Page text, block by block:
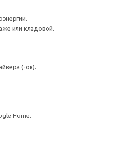
или кладовой.
(-ов).
Home.